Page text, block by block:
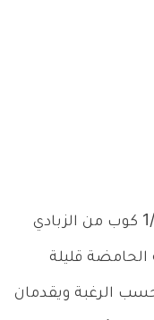
لتحضير هذه الوصفة ستحتاج إلى 1/4 كوب من الزبادي
قليلة
الرغبة ويقدمان